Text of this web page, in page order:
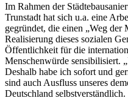
Im Rahmen der
Trunstadt hat sich u.a. eine
gegründet, die einen „Weg der
Realisierung dieses sozialen
Öffentlichkeit für die
Menschenwürde sensibilisiert.
Deshalb habe ich sofort und
sind auch Ausfluss unseres
Deutschland